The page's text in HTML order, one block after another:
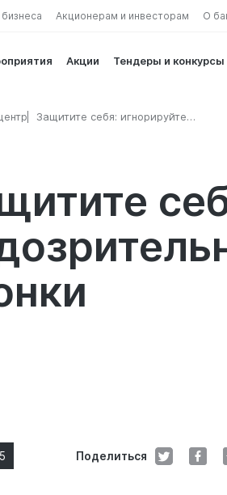
Акционерам и инвесторам О
Акции Тендеры и конкурсы
Защитите себя: игнорируйте
Поделиться